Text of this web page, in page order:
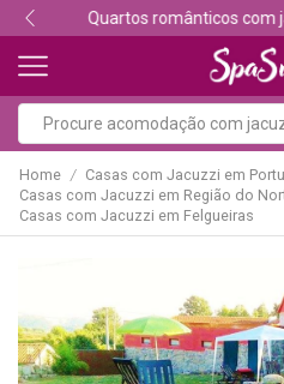
Descubra os melhores
Home / Casas com Jacuzzi em
Casas com Jacuzzi em Região do
Casas com Jacuzzi em Felgueiras